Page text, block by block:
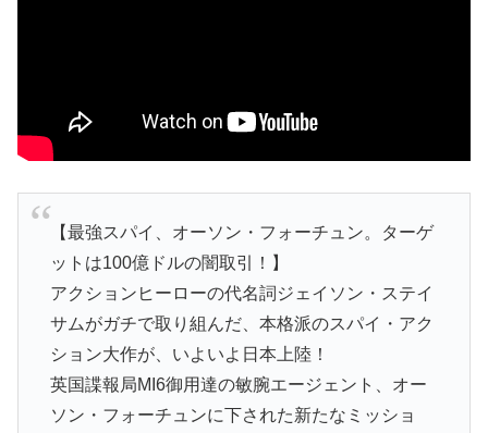
【最強スパイ、オーソン・フォーチュン。ターゲ
ットは100億ドルの闇取引！】
アクションヒーローの代名詞ジェイソン・ステイ
サムがガチで取り組んだ、本格派のスパイ・アク
ション大作が、いよいよ日本上陸！
英国諜報局MI6御用達の敏腕エージェント、オー
ソン・フォーチュンに下された新たなミッショ